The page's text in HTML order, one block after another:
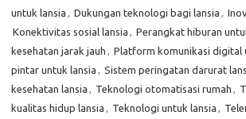
untuk lansia , Dukungan teknologi bagi lansia ,
Konektivitas sosial lansia , Perangkat hiburan
kesehatan jarak jauh , Platform komunikasi digital
pintar untuk lansia , Sistem peringatan darurat
kesehatan lansia , Teknologi otomatisasi rumah ,
kualitas hidup lansia , Teknologi untuk lansia ,